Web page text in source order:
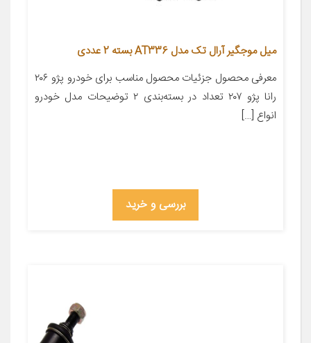
میل موجگیر آرال تک مدل AT336 بسته 2 عددی
معرفی محصول جزئیات محصول مناسب برای خودرو پژو ۲۰۶
رانا پژو ۲۰۷ تعداد در بسته‌بندی ۲ توضیحات مدل خودرو
انواع […]
بررسی و خرید